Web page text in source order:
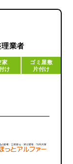
業者
家
け
ゴミ屋敷
片付け